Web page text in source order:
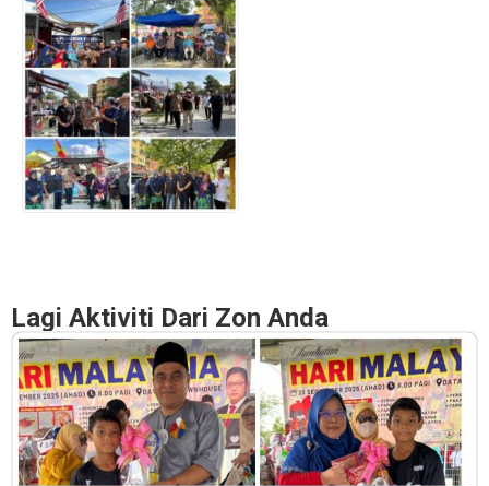
Lagi Aktiviti Dari Zon Anda